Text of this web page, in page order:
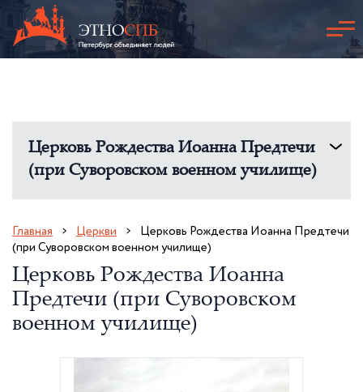
Церковь Рождества Иоанна Предтечи
(при Суворовском военном училище)
Главная Церкви
Церковь Рождества Иоанна Предтечи
(при Суворовском военном училище)
Церковь Рождества Иоанна
Предтечи (при Суворовском
военном училище)